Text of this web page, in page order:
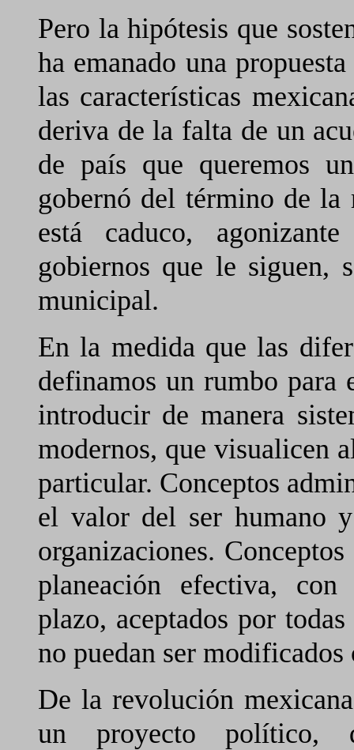
Pero la hipótesis que
ha emanado una
las características
deriva de la falta de un
de país que queremos
gobernó del término de
está caduco,
gobiernos que le siguen,
municipal.
En la medida que las
definamos un rumbo para
introducir de manera
modernos, que visualicen
particular. Conceptos
el valor del ser humano
organizaciones.
planeación efectiva,
plazo, aceptados por
no puedan ser modificados
De la revolución
un proyecto político,